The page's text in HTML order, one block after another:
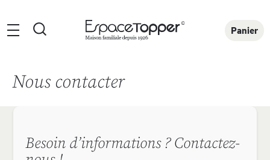
Panier
Rechercher
Nous contacter
Besoin d’informations ? Contactez-